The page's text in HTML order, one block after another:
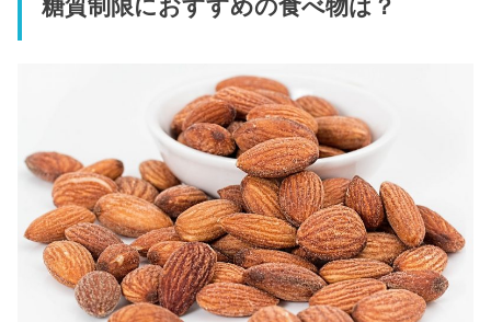
糖質制限におすすめの食べ物は？